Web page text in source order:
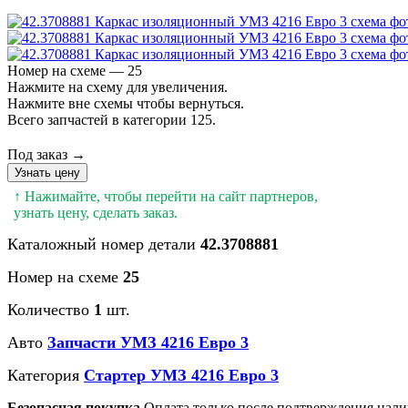
Номер на схеме — 25
Нажмите на схему для увеличения.
Нажмите вне схемы чтобы вернуться.
Всего запчастей в категории 125.
Под заказ →
Узнать цену
↑ Нажимайте, чтобы перейти на сайт партнеров,
узнать цену, сделать заказ.
Каталожный номер детали 42.3708881
Номер на схеме 25
Количество 1 шт.
Авто Запчасти УМЗ 4216 Евро 3
Категория Стартер УМЗ 4216 Евро 3